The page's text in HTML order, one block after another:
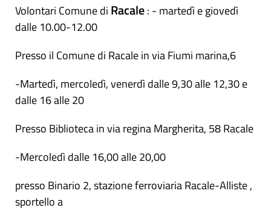
Volontari Comune di Racale: - martedì e giovedì
dalle 10.00-12.00
Presso il Comune di Racale in via Fiumi marina,6
-Martedì, mercoledì, venerdì dalle 9,30 alle 12,30 e
dalle 16 alle 20
Presso Biblioteca in via regina Margherita, 58 Racale
-Mercoledì dalle 16,00 alle 20,00
presso Binario 2, stazione ferroviaria Racale-Alliste ,
sportello a